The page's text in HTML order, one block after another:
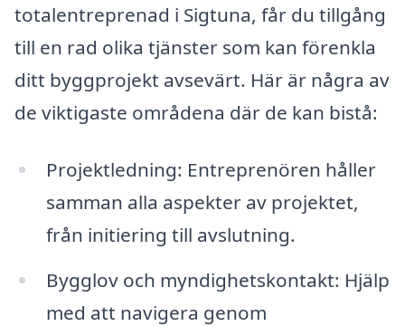
totalentreprenad i Sigtuna, får du tillgång
till en rad olika tjänster som kan förenkla
ditt byggprojekt avsevärt. Här är några av
de viktigaste områdena där de kan bistå:
Projektledning: Entreprenören håller
samman alla aspekter av projektet,
från initiering till avslutning.
Bygglov och myndighetskontakt: Hjälp
med att navigera genom